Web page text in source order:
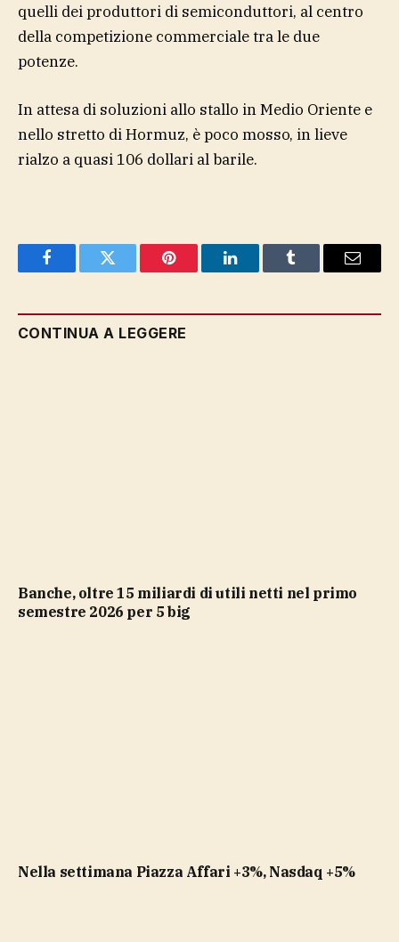
quelli dei produttori di semiconduttori, al centro
della competizione commerciale tra le due
potenze.
In attesa di soluzioni allo stallo in Medio Oriente e
nello stretto di Hormuz, è poco mosso, in lieve
rialzo a quasi 106 dollari al barile.
FacebookTwitter Pinterest LinkedInTumblr Email
CONTINUA A LEGGERE
Banche, oltre 15 miliardi di utili netti nel primo
semestre 2026 per 5 big
Nella settimana Piazza Affari +3%, Nasdaq +5%